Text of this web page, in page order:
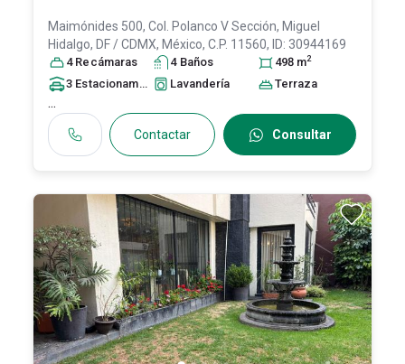
Maimónides 500, Col. Polanco V Sección, Miguel
Hidalgo, DF / CDMX, México, C.P. 11560, ID: 30944169
4 Recámaras 4 Baños 498 m2
3 Estacionamiento sLavandería Terraza
...
Contactar Consultar